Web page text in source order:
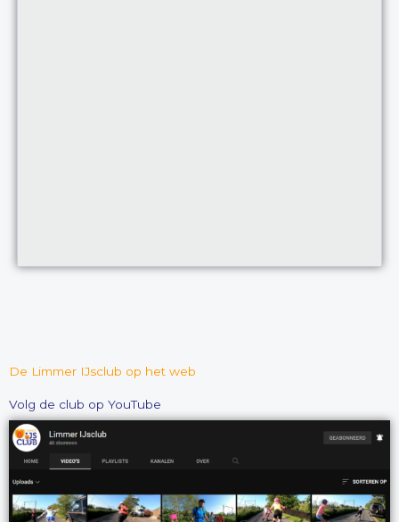
De Limmer IJsclub op het web
Volg de club op YouTube